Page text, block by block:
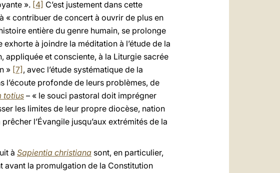
». [4] C’est justement dans cette
« contribuer de concert à ouvrir de plus en
entière du genre humain, se prolonge
à joindre la méditation à l’étude de la
appliquée et consciente, à la Liturgie sacrée
» [7] , avec l’étude systématique de la
l’écoute profonde de leurs problèmes, de
totius– « le souci pastoral doit imprégner
les limites de leur propre diocèse, nation
l’Évangile jusqu’aux extrémités de la
à Sapientia christiana sont, en particulier,
avant la promulgation de la Constitution